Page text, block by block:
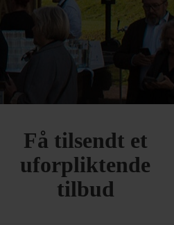
Få tilsendt et
uforpliktende
tilbud